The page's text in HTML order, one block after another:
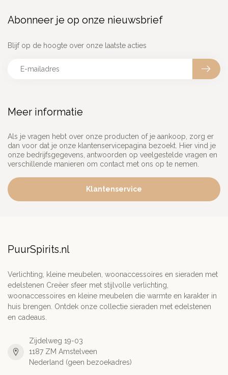
Meer informatie
Als je vragen hebt over onze producten of je aankoop, zorg er
dan voor dat je onze klantenservicepagina bezoekt. Hier vind je
onze bedrijfsgegevens, antwoorden op veelgestelde vragen en
verschillende manieren om contact met ons op te nemen.
Klantenservice
Abonneer je op onze nieuwsbrief
Blijf op de hoogte over onze laatste acties
PuurSpirits.nl
Verlichting, kleine meubelen, woonaccessoires en sieraden met
edelstenen Creëer sfeer met stijlvolle verlichting,
woonaccessoires en kleine meubelen die warmte en karakter in
huis brengen. Ontdek onze collectie sieraden met edelstenen
en cadeaus.
Zijdelweg 19-03
1187 ZM Amstelveen
Nederland (geen bezoekadres)